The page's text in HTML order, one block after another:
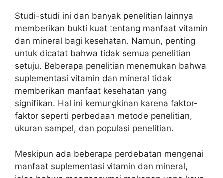
Studi-studi ini dan banyak penelitian lainnya
memberikan bukti kuat tentang manfaat vitamin
dan mineral bagi kesehatan. Namun, penting
untuk dicatat bahwa tidak semua penelitian
setuju. Beberapa penelitian menemukan bahwa
suplementasi vitamin dan mineral tidak
memberikan manfaat kesehatan yang
signifikan. Hal ini kemungkinan karena faktor-
faktor seperti perbedaan metode penelitian,
ukuran sampel, dan populasi penelitian.
Meskipun ada beberapa perdebatan mengenai
manfaat suplementasi vitamin dan mineral,